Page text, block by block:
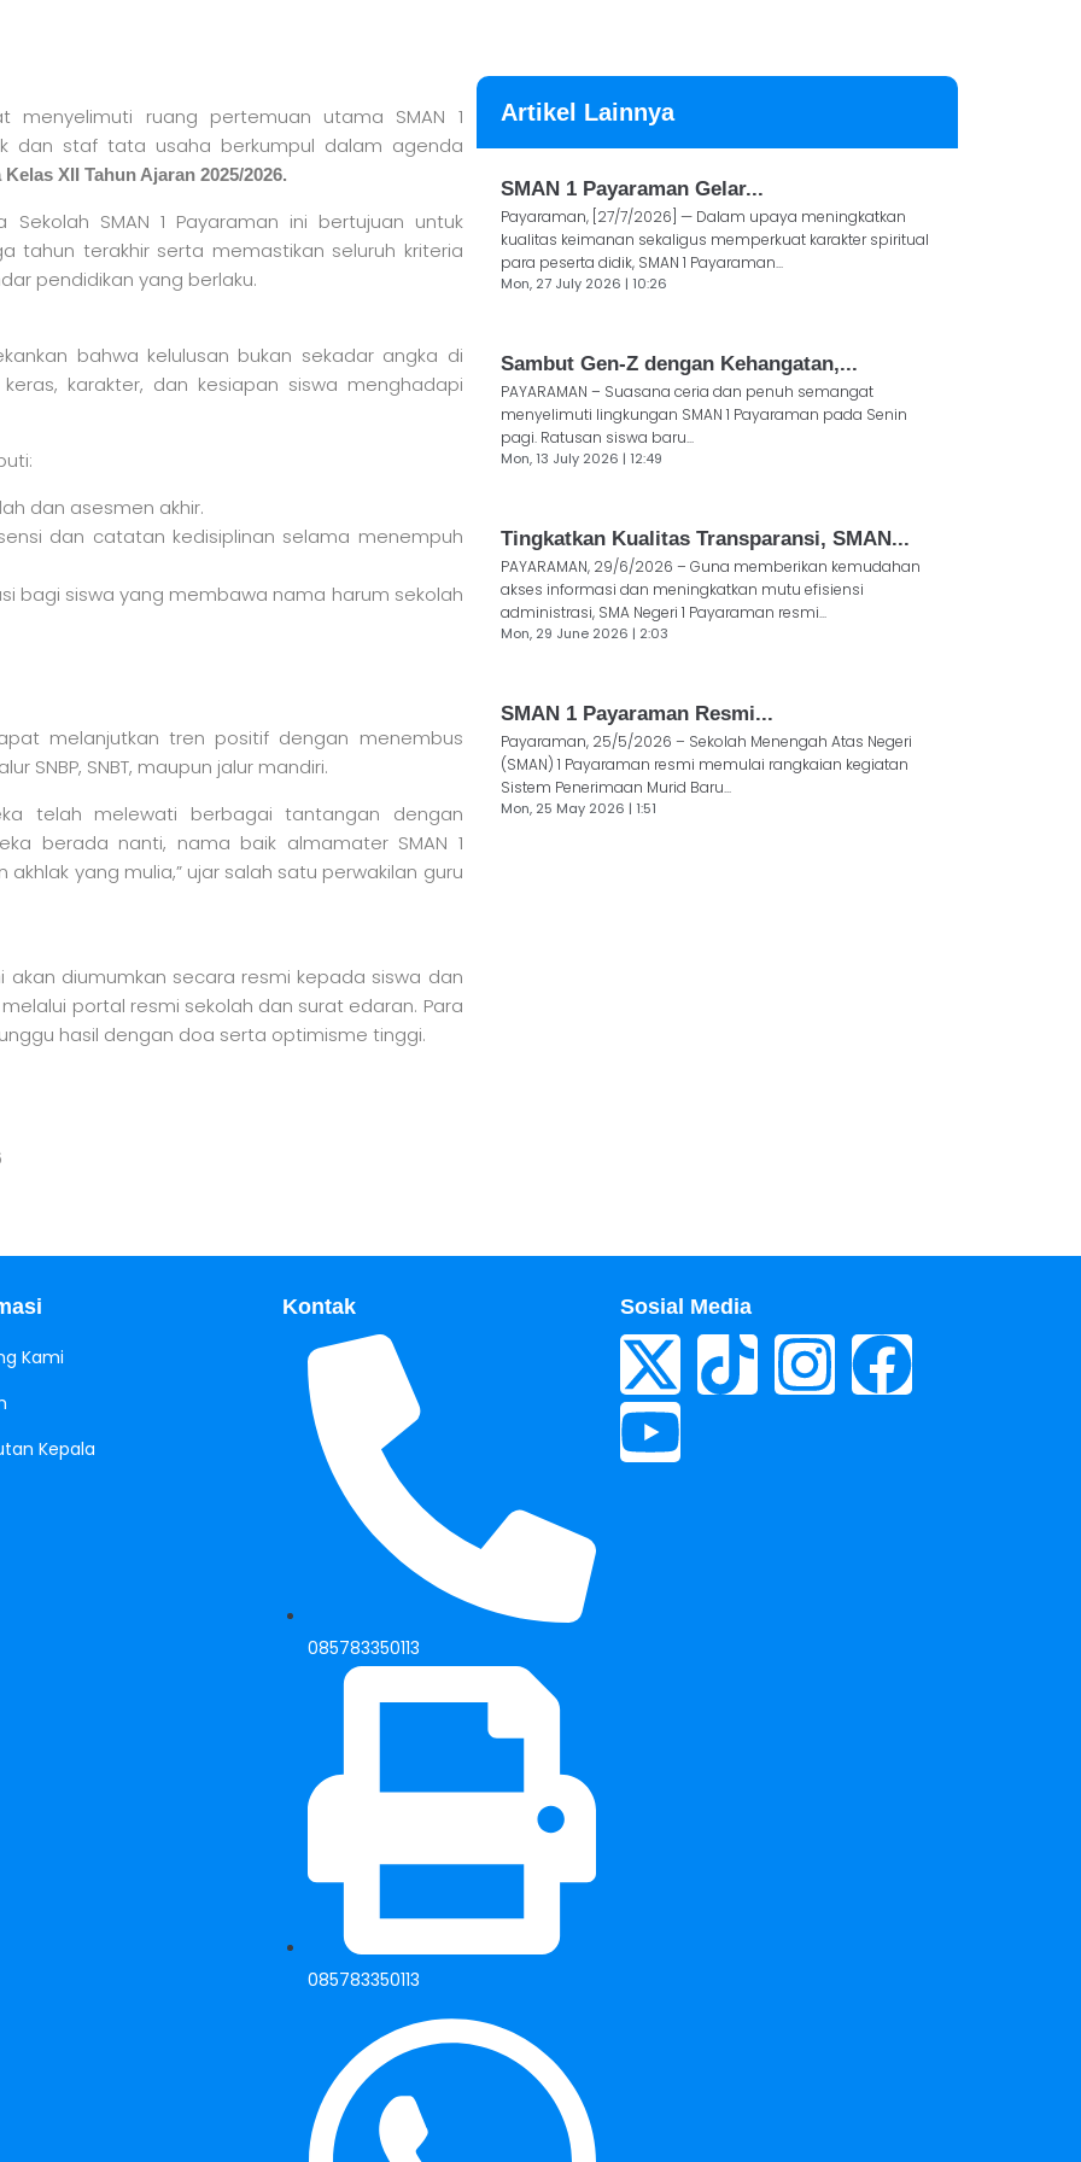
menyelimuti ruang pertemuan utama SMAN 1
dan staf tata usaha berkumpul dalam agenda
XII Tahun Ajaran 2025/2026.
SMAN 1 Payaraman ini bertujuan untuk
tahun terakhir serta memastikan seluruh kriteria
pendidikan yang berlaku.
bahwa kelulusan bukan sekadar angka di
karakter, dan kesiapan siswa menghadapi
dan asesmen akhir.
dan catatan kedisiplinan selama menempuh
bagi siswa yang membawa nama harum sekolah
melanjutkan tren positif dengan menembus
SNBP, SNBT, maupun jalur mandiri.
telah melewati berbagai tantangan dengan
berada nanti, nama baik almamater SMAN 1
yang mulia,” ujar salah satu perwakilan guru
diumumkan secara resmi kepada siswa dan
portal resmi sekolah dan surat edaran. Para
hasil dengan doa serta optimisme tinggi.
Artikel Lainnya
SMAN 1 Payaraman Gelar...
Payaraman, [27/7/2026] — Dalam upaya meningkatkan
kualitas keimanan sekaligus memperkuat karakter spiritual
para peserta didik, SMAN 1 Payaraman...
Mon, 27 July 2026 | 10:26
Sambut Gen-Z dengan Kehangatan,...
PAYARAMAN – Suasana ceria dan penuh semangat
menyelimuti lingkungan SMAN 1 Payaraman pada Senin
pagi. Ratusan siswa baru...
Mon, 13 July 2026 | 12:49
Tingkatkan Kualitas Transparansi, SMAN...
PAYARAMAN, 29/6/2026 – Guna memberikan kemudahan
akses informasi dan meningkatkan mutu efisiensi
administrasi, SMA Negeri 1 Payaraman resmi...
Mon, 29 June 2026 | 2:03
SMAN 1 Payaraman Resmi...
Payaraman, 25/5/2026 – Sekolah Menengah Atas Negeri
(SMAN) 1 Payaraman resmi memulai rangkaian kegiatan
Sistem Penerimaan Murid Baru...
Mon, 25 May 2026 | 1:51
Kami
Kepala
Kontak
085783350113
085783350113
Sosial Media